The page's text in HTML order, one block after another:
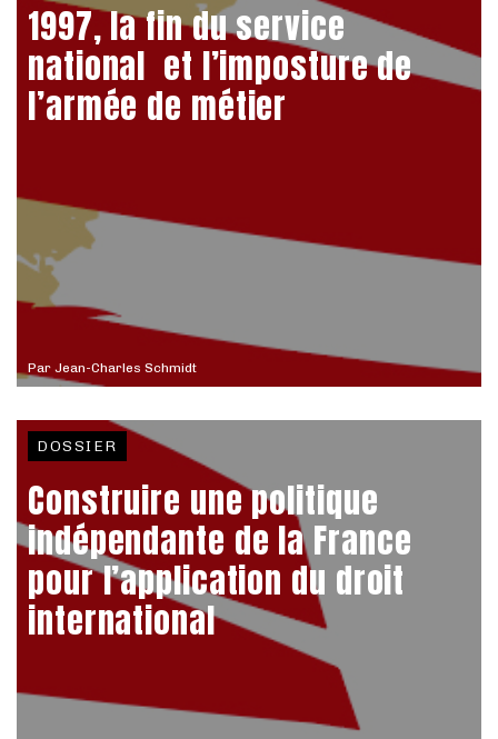
Par Jean-Charles Schmidt
1997, la fin du service
national et l’imposture de
l’armée de métier
DOSSIER
Construire une politique
indépendante de la France
pour l’application du droit
international